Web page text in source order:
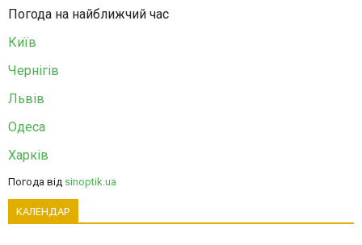
Погода на найближчий час
Київ
Чернігів
Львів
Одеса
Харків
Погода від sinoptik.ua
КАЛЕНДАР